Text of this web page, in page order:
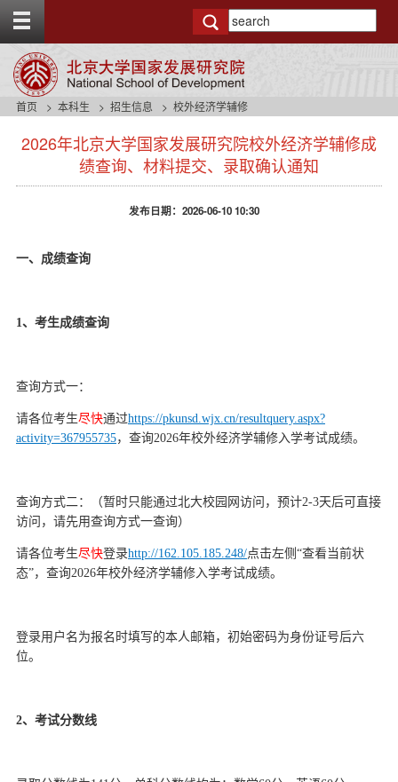
g
t
首页 本科生 招生信息 校外经济学辅修
2026年北京大学国家发展研究院校外经济学辅修成
绩查询、材料提交、录取确认通知
发布日期：2026-06-10 10:30
一、成绩查询
1、考生成绩查询
查询方式一：
请各位考生尽快通过https://pkunsd.wjx.cn/resultquery.aspx?
activity=367955735， 查询2026年校外经济学辅修入学考试成绩。
查询方式二 ： （暂时只能通过北大校园网访问，预计2-3天后可直接
访问，请先用查询方式一查询）
请各位考生尽快登录http://162.105.185.248/点击左侧“查看当前状
态”，查询2026年校外经济学辅修入学考试成绩。
登录用户名为报名时填写的本人邮箱，初始密码为身份证号后六
位。
2、 考试分数线